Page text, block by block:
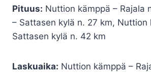
Pituus: Nuttion kämppä – Rajala
– Sattasen kylä n. 27 km, Nuttion
Sattasen kylä n. 42 km
Laskuaika: Nuttion kämppä –